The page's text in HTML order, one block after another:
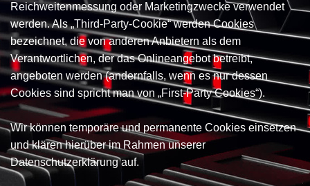
Reichweitenmessung oder Marketingzwecke verwendet
werden. Als „Third-Party-Cookie“ werden Cookies
bezeichnet, die von anderen Anbietern als dem
Verantwortlichen, der das Onlineangebot betreibt,
angeboten werden (andernfalls, wenn es nur dessen
Cookies sind spricht man von „First-Party Cookies“).
Wir können temporäre und permanente Cookies einsetzen
und klären hierüber im Rahmen unserer
Datenschutzerklärung auf.